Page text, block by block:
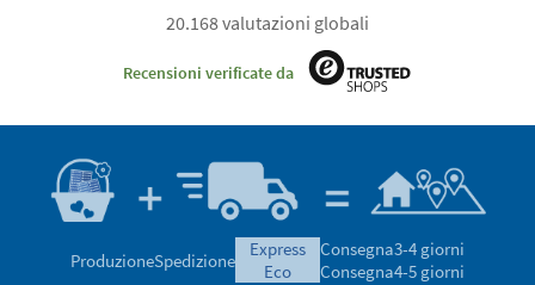
20.168 valutazioni globali
Recensioni verificate da
ProduzioneSpedizione
express
eco
Consegna3-4 giorni
Consegna4-5 giorni